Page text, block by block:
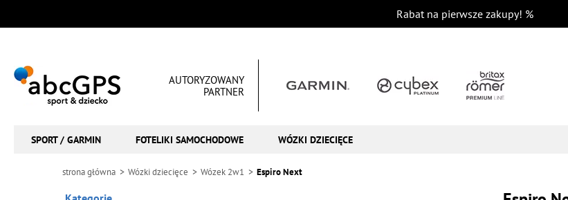
Rabat na pierwsze zakupy! %
AUTORYZOWANY
PARTNER
SPORT / GARMIN FOTELIKI SAMOCHODOWE WÓZKI DZIECIĘCE
strona główna Wózki dziecięce Wózek 2w1 Espiro Next